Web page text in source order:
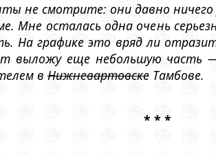
не смотрите: они давно
Мне осталась одна очень
На графике это вряд ли
выложу еще небольшую часть
вНижневартовскеТамбове.
* * *